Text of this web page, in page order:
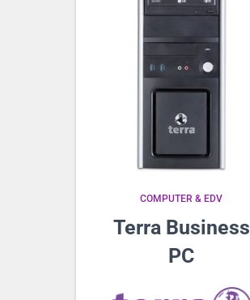
COMPUTER & EDV
Terra Business
PC